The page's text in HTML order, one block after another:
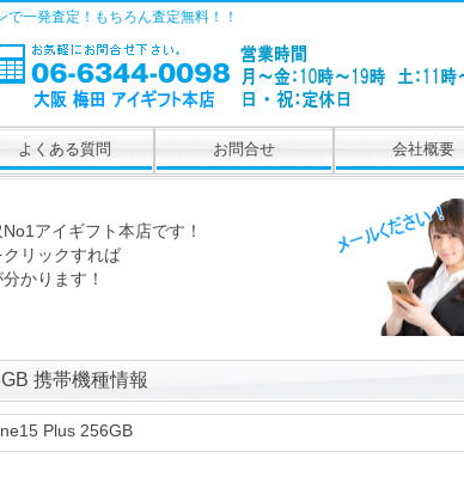
一発査定！もちろん査定無料！！
よくある質問 お問合せ 会社概要
アイギフト本店です！
リックすれば
かります！
携帯機種情報
Plus 256GB